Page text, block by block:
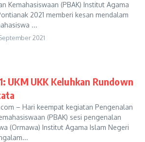
Kemahasiswaan (PBAK) Institut Agama
2021 memberi kesan mendalam
...
2021
UKM UKK Keluhkan Rundown
– Hari keempat kegiatan Pengenalan
(PBAK) sesi pengenalan
(Ormawa) Institut Agama Islam Negeri